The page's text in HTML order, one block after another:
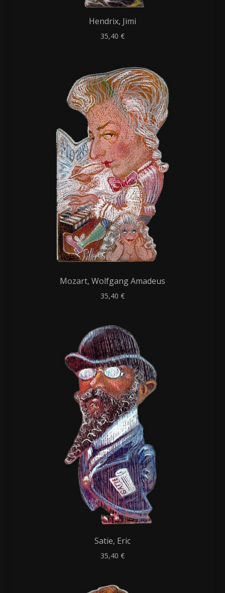
Hendrix, Jimi
35,40 €
Mozart, Wolfgang Amadeus
35,40 €
Satie, Eric
35,40 €